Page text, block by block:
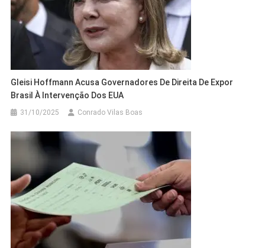
Gleisi Hoffmann Acusa Governadores De Direita De Expor
Brasil À Intervenção Dos EUA
31/10/2025 Conrado Vilas Boas